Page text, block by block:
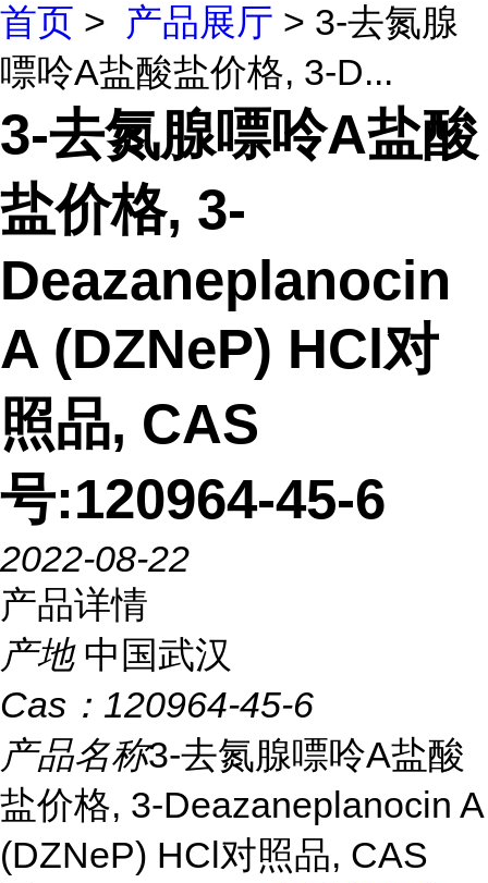
首页 > 产品展厅 > 3-去氮腺
嘌呤A盐酸盐价格, 3-D...
3-去氮腺嘌呤A盐酸
盐价格, 3-
Deazaneplanocin
A (DZNeP) HCl对
照品, CAS
号:120964-45-6
2022-08-22
产品详情
产地 中国武汉
Cas： 120964-45-6
产品名称3-去氮腺嘌呤A盐酸
盐价格, 3-Deazaneplanocin A
(DZNeP) HCl对照品, CAS